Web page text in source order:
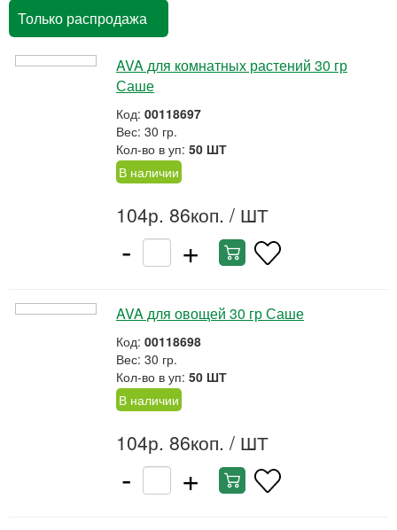
Только распродажа
AVA для комнатных растений 30 гр
Саше
Код: 00118697
Вес: 30 гр.
Кол-во в уп: 50 ШТ
В наличии
104р. 86коп. / ШТ
- +
AVA для овощей 30 гр Саше
Код: 00118698
Вес: 30 гр.
Кол-во в уп: 50 ШТ
В наличии
104р. 86коп. / ШТ
- +